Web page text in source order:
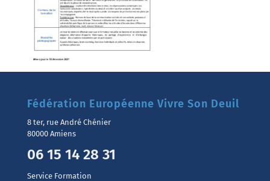
Fédération Européenne Vivre Son Deuil
8 ter, rue André Chénier
80000 Amiens
06 15 14 28 31
Service Formation